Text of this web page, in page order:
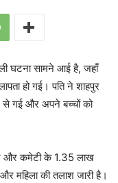
घटना सामने आई है, जहाँ
हो गई। पति ने शाहपुर
से गई और अपने बच्चों को
और कमेटी के 1.35 लाख
महिला की तलाश जारी है।